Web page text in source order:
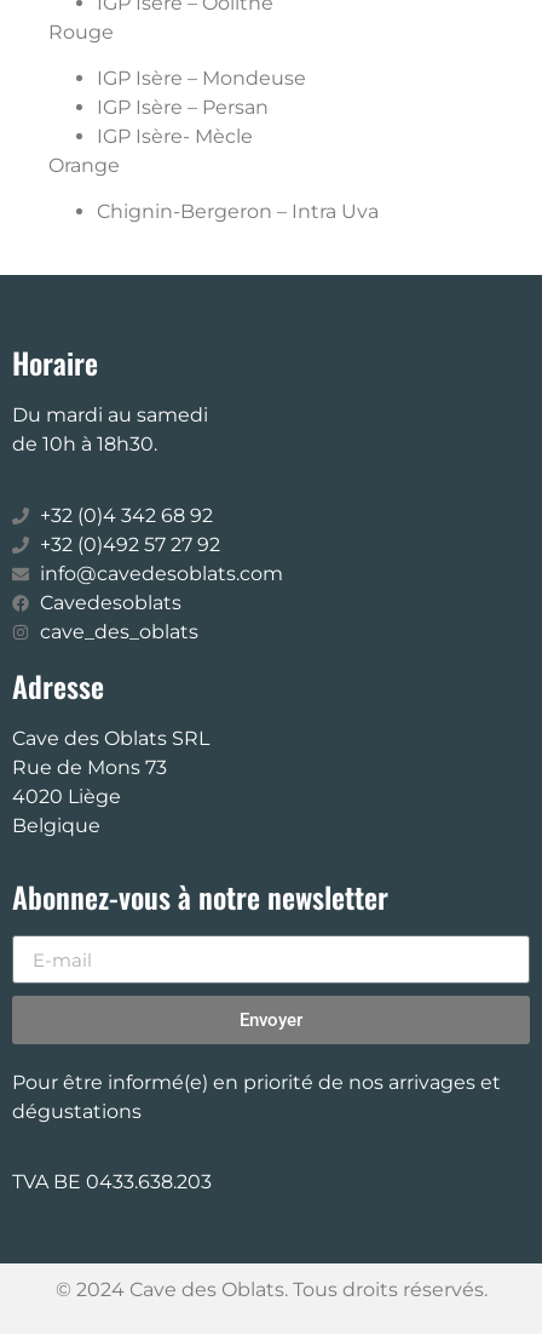
Rouge
IGP Isère – Mondeuse
IGP Isère – Persan
IGP Isère- Mècle
Orange
Chignin-Bergeron – Intra Uva
Horaire
Du mardi au samedi
de 10h à 18h30.
+32 (0)4 342 68 92
+32 (0)492 57 27 92
info@cavedesoblats.com
Cavedesoblats
cave_des_oblats
Adresse
Cave des Oblats SRL
Rue de Mons 73
4020 Liège
Belgique
Abonnez-vous à notre newsletter
Envoyer
Pour être informé(e) en priorité de nos arrivages et
dégustations
TVA BE 0433.638.203
© 2024 Cave des Oblats. Tous droits réservés.